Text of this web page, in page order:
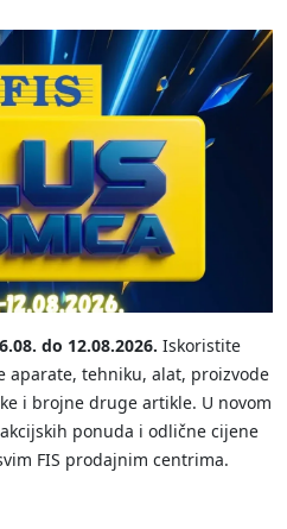
do 12.08.2026. Iskoristite
aparate, tehniku, alat, proizvode
i brojne druge artikle. U novom
ponuda i odlične cijene
FIS prodajnim centrima.